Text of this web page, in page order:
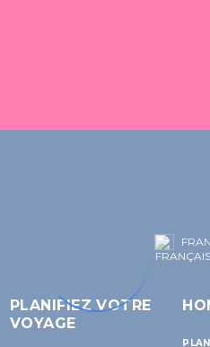
PLANIFIEZ VOTRE
VOYAGE